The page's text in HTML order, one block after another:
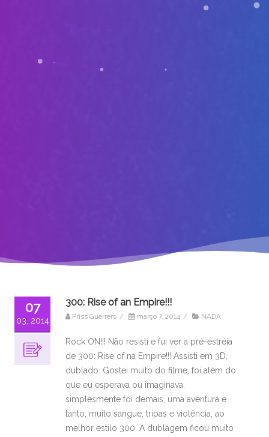
07
03, 2014
300: Rise of an Empire!!!
Priss Guerrero / março 7, 2014 / NADA
Rock ON!!! Não resisti e fui ver a pré-estréia
de 300: Rise of na Empire!!! Assisti em 3D,
dublado. Gostei muito do filme, foi além do
que eu esperava ou imaginava,
simplesmente foi demais, uma aventura e
tanto, muito sangue, tripas e violência, ao
melhor estilo 300. A dublagem ficou muito